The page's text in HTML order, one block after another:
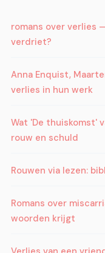
romans over verlies
verdriet?
Anna Enquist,
verlies in hun werk
Wat 'De thuiskomst'
rouw en schuld
Rouwen via lezen:
Romans over
woorden krijgt